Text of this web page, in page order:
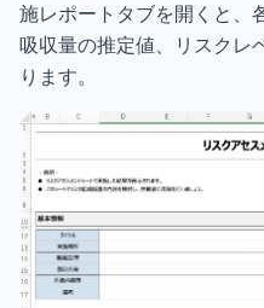
施レポートタブを開くと、
吸収量の推定値、リスクレ
ります。